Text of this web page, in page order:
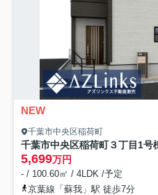
NEW
千葉市中央区稲荷町
千葉市中央区稲荷町３丁目1号
5,699万円
- / 100.60㎡ / 4LDK /予定
京葉線「蘇我」駅 徒歩7分